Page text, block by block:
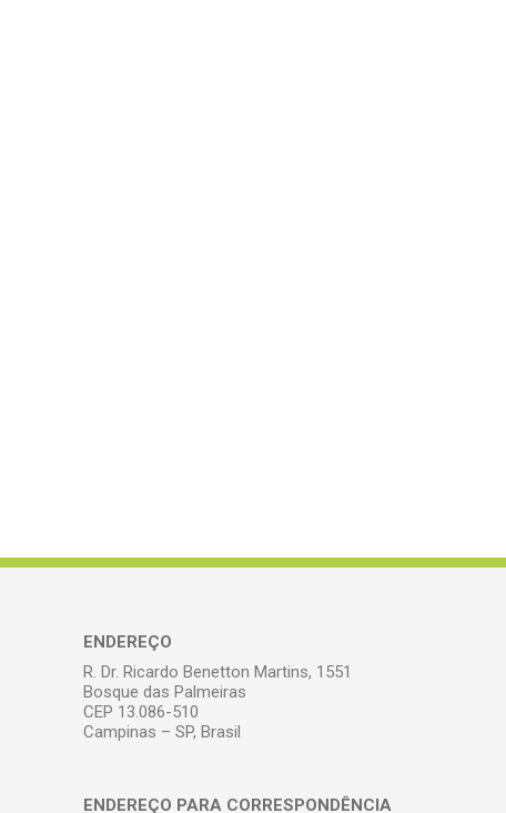
ENDEREÇO
R. Dr. Ricardo Benetton Martins, 1551
Bosque das Palmeiras
CEP 13.086-510
Campinas – SP, Brasil
ENDEREÇO PARA CORRESPONDÊNCIA